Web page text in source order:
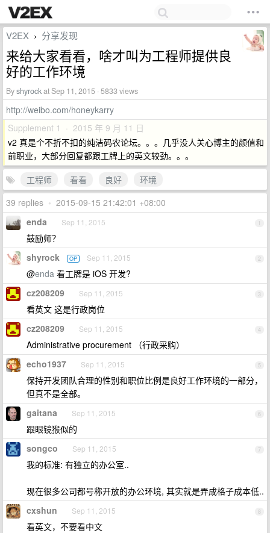
V2EX › 分享发现
来给大家看看，啥才叫为工程师提供良
好的工作环境
Byshyrockat Sep 11, 2015 · 5833 views
http://weibo.com/honeykarry
Supplement 1 · 2015 年 9 月 11 日
v2 真是个不折不扣的纯洁码农论坛。。。几乎没人关心博主的颜值和
前职业，大部分回复都跟工牌上的英文较劲。。。
工程师
看看 良好
环境
39 replies • 2015-09-15 21:42:01 +08:00
1
enda Sep 11, 2015
鼓励师？
2
shyrock OP Sep 11, 2015
@enda 看工牌是 iOS 开发?
3
cz208209 Sep 11, 2015
看英文 这是行政岗位
4
cz208209 Sep 11, 2015
Administrative procurement （行政采购）
5
echo1937 Sep 11, 2015
保持开发团队合理的性别和职位比例是良好工作环境的一部分，
但真不是全部。
6
gaitana Sep 11, 2015
跟眼镜猴似的
7
songco Sep 11, 2015
我的标准: 有独立的办公室..
现在很多公司都号称开放的办公环境, 其实就是弄成格子成本低..
8
cxshun Sep 11, 2015
看英文，不要看中文